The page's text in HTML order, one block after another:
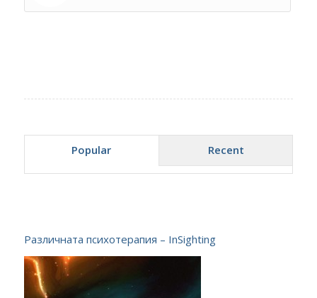
Popular Recent
Различната психотерапия – InSighting